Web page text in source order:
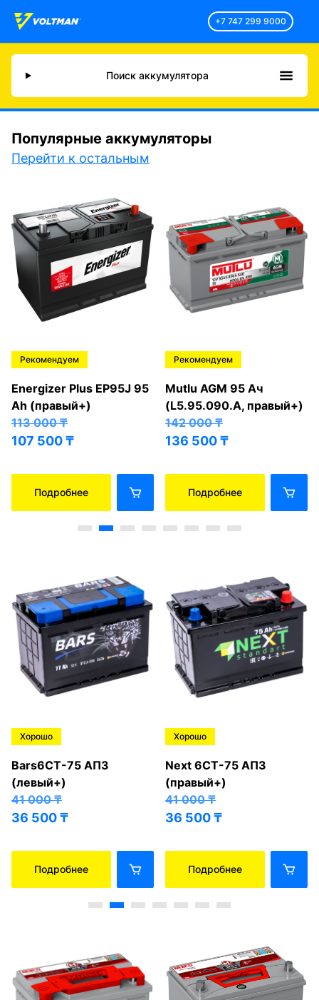
+7 747 299 9000
Поиск аккумулятора
Популярные аккумуляторы
Перейти к остальным
Рекомендуем
Energizer Plus EP95J 95
Ah (правый+)
113 000₸
107 500₸
Подробнее
Рекомендуем
Mutlu AGM 95 Ач
(L5.95.090.A, правый+)
142 000₸
136 500₸
Подробнее
Хорошо
Bars6СТ-75 АПЗ
(левый+)
41 000₸
36 500₸
Подробнее
Хорошо
Next 6СТ-75 АПЗ
(правый+)
41 000₸
36 500₸
Подробнее